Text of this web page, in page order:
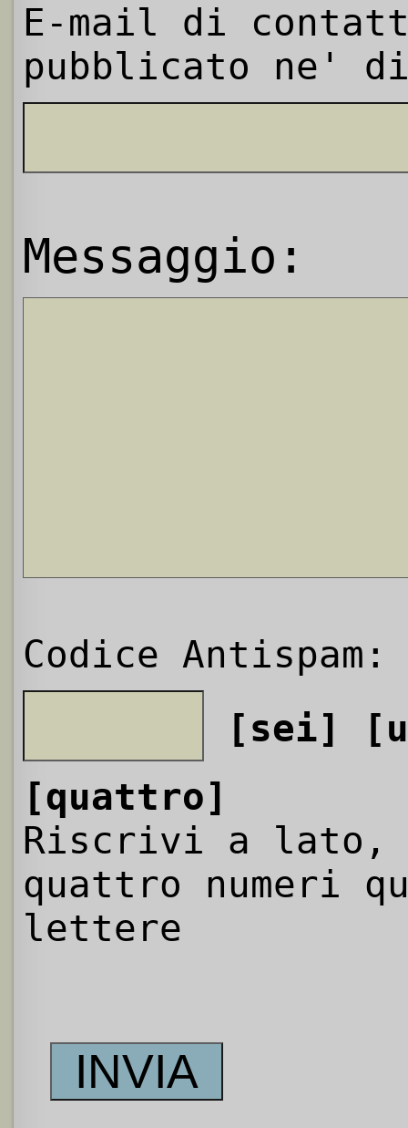
E-mail di
pubblicato ne'
Messaggio:
Codice Antispam:
[sei]
[quattro]
Riscrivi a
quattro numeri
lettere